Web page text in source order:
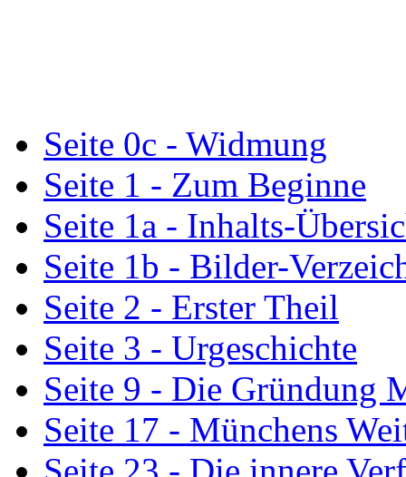
Seite 0c - Widmung
Seite 1 - Zum Beginne
Seite 1a - Inhalts-
Seite 1b - Bilder-
Seite 2 - Erster Theil
Seite 3 - Urgeschichte
Seite 9 - Die Gründung
Seite 17 - Münchens